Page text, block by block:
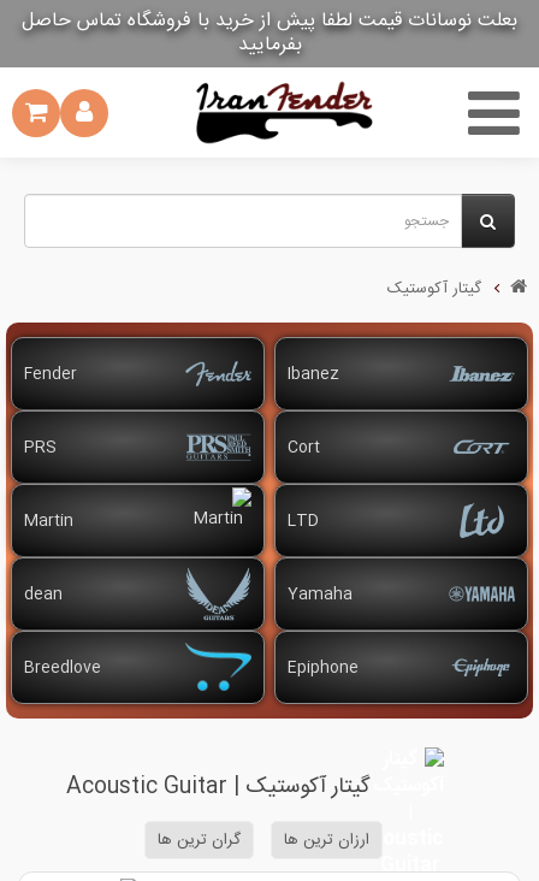
بعلت نوسانات قیمت لطفا پیش از خرید با فروشگاه تماس حاصل
بفرمایید
بعلت نوسانات قیمت لطفا پیش از خرید با فروشگاه تماس حاصل
بفرمایید
گیتار آکوستیک
Ibanez
Fender
Cort
PRS
LTD
Martin
Yamaha
dean
Epiphone
Breedlove
گیتار آکوستیک | Acoustic Guitar
ارزان ترین ها گران ترین ها